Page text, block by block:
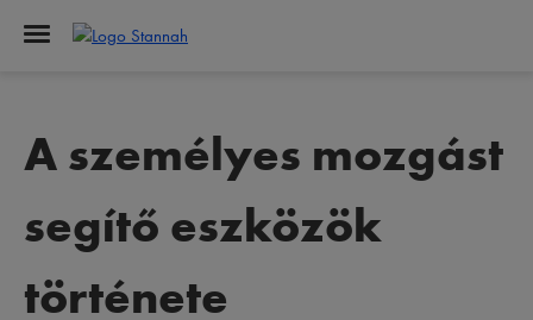
A személyes mozgást
segítő eszközök
története